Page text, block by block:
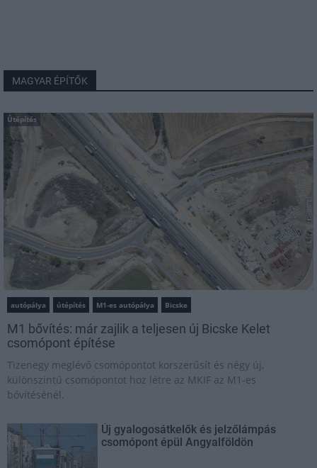
MAGYAR ÉPÍTŐK
Útépítés
autópálya útépítés M1-es autópálya Bicske
M1 bővítés: már zajlik a teljesen új Bicske Kelet
csomópont építése
Tizenegy meglévő csomópontot korszerűsít és négy új,
különszintű csomópontot hoz létre az MKIF az M1-es
bővítésénél.
Új gyalogosátkelők és jelzőlámpás
csomópont épül Angyalföldön